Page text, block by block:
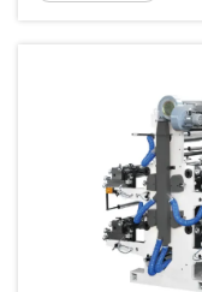
容易に特定でき